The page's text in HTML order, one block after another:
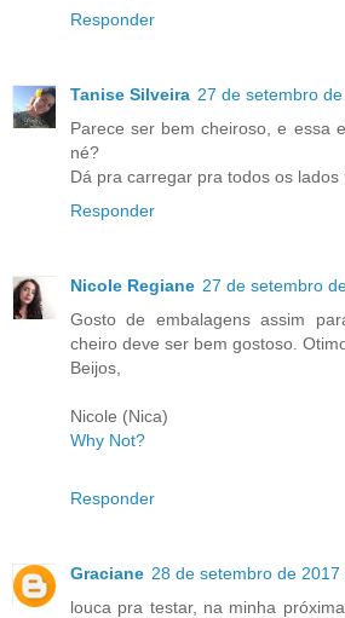
Responder
Tanise Silveira 27 de setembro
Parece ser bem cheiroso, e essa
né?
Dá pra carregar pra todos os lados
Responder
Nicole Regiane 27 de setembro
Gosto de embalagens assim
cheiro deve ser bem gostoso.
Beijos,
Nicole (Nica)
Why Not?
Responder
Graciane 28 de setembro de 2017
louca pra testar, na minha